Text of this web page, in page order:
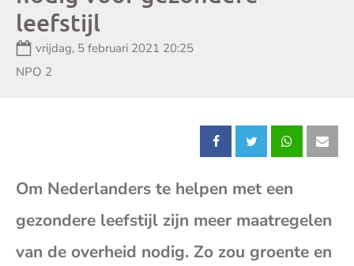
leefstijl
Datum:
vrijdag, 5 februari 2021 20:25
Zender:
NPO 2
Deel
dit
bericht
Deel
dit
bericht
Deel
dit
bericht
Om Nederlanders te helpen met een
gezondere leefstijl zijn meer maatregelen
van de overheid nodig. Zo zou groente en